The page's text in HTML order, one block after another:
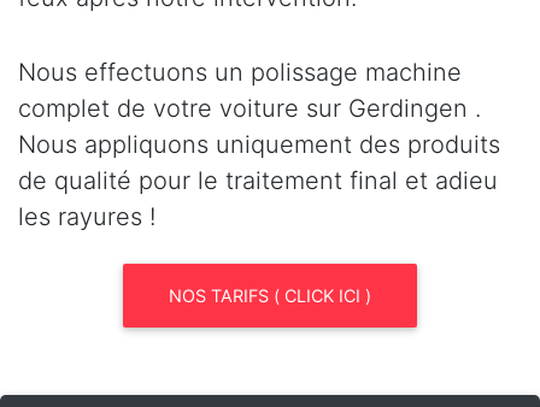
Nous effectuons un polissage machine
complet de votre voiture sur Gerdingen .
Nous appliquons uniquement des produits
de qualité pour le traitement final et adieu
les rayures !
NOS TARIFS ( CLICK ICI )